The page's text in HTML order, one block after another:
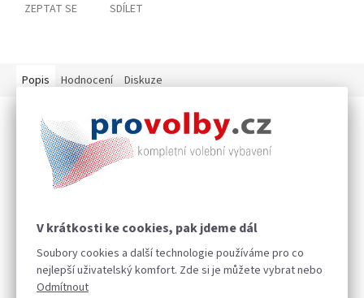
V krátkosti ke cookies, pak jdeme dál
Soubory cookies a další technologie používáme pro co
nejlepší uživatelský komfort. Zde si je můžete vybrat nebo
Odmítnout
ZEPTAT SE SDÍLET
Popis Hodnocení Diskuze
Detailní popis produktu
Volební zástěna dřevěná - čalouněná, je aktuální
oblasti oblíbených produktů pro vybavení volebních místnosti.
výšky 40 cm paravan opatřen čalouněním. Tento prostor je
volný, aby bylo viditelné, zda je volební kabina obsazena či
nikoliv. Boční křídla paravánu jsou očalouněny po celé šířce a